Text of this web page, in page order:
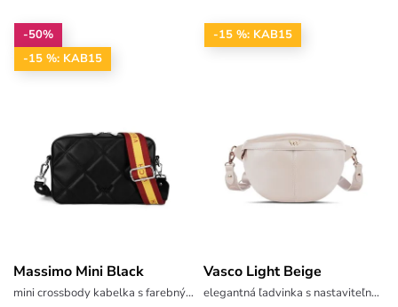
-50%
-15 %: KAB15
Massimo Mini Black
mini crossbody kabelka s farebným popruhom
-15 %: KAB15
Vasco Light Beige
elegantná ľadvinka s nastaviteľným popruhom